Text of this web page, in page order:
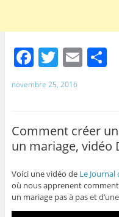
F
a
c
b
o
o
k
T
w
itt
E P
novembre 25, 2016
Comment créer
un mariage, vidéo
Voici une vidéo de Le
où nous apprenent
un mariage pas à pas et